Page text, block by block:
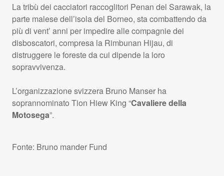
La tribù dei cacciatori raccoglitori Penan del Sarawak, la
parte malese dell’isola del Borneo, sta combattendo da
più di vent’ anni per impedire alle compagnie dei
disboscatori, compresa la Rimbunan Hijau, di
distruggere le foreste da cui dipende la loro
sopravvivenza.
L’organizzazione svizzera Bruno Manser ha
soprannominato Tion Hiew King “Cavaliere della
Motosega”.
Fonte: Bruno mander Fund